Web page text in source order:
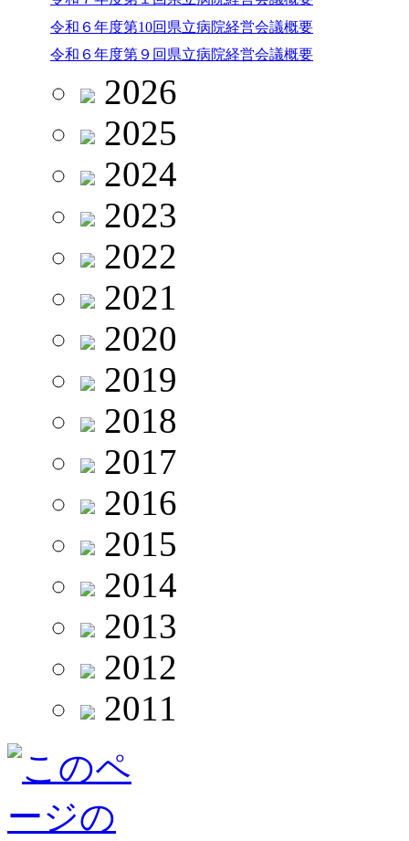
令和６年度第10回県立病院経営会議概要
令和６年度第９回県立病院経営会議概要
2026
2025
2024
2023
2022
2021
2020
2019
2018
2017
2016
2015
2014
2013
2012
2011